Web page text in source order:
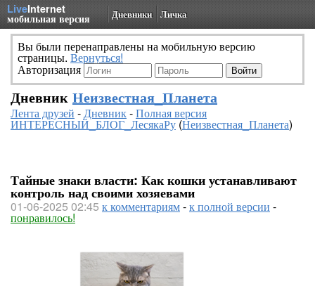
LiveInternet
мобильная версия Дневники Личка
Вы были перенаправлены на мобильную версию
страницы. Вернуться!
Авторизация
Дневник Неизвестная_Планета
Лента друзей -Дневник-Полная версия
ИНТЕРЕСНЫЙ_БЛОГ_ЛесякаРу(Неизвестная_Планета)
Тайные знаки власти: Как кошки устанавливают
контроль над своими хозяевами
01-06-2025 02:45 к комментариям-к полной версии -
понравилось!